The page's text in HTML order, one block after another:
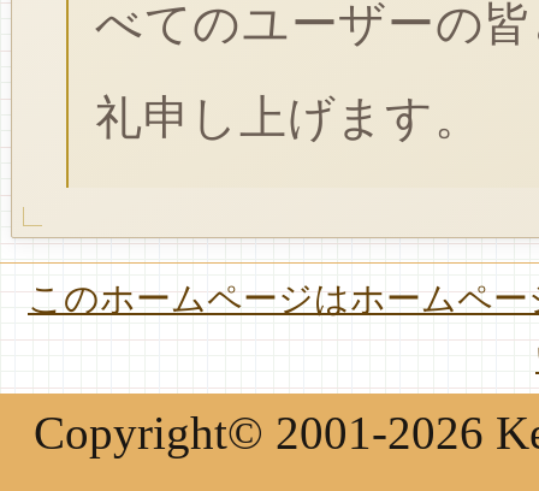
べてのユーザーの
礼申し上げます。
このホームページはホームペ
Copyright© 2001-2026